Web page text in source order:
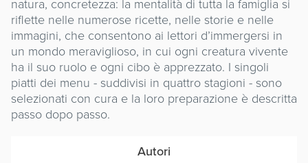
natura, concretezza: la mentalità di tutta la famiglia si
riflette nelle numerose ricette, nelle storie e nelle
immagini, che consentono ai lettori d’immergersi in
un mondo meraviglioso, in cui ogni creatura vivente
ha il suo ruolo e ogni cibo è apprezzato. I singoli
piatti dei menu - suddivisi in quattro stagioni - sono
selezionati con cura e la loro preparazione è descritta
passo dopo passo.
Autori